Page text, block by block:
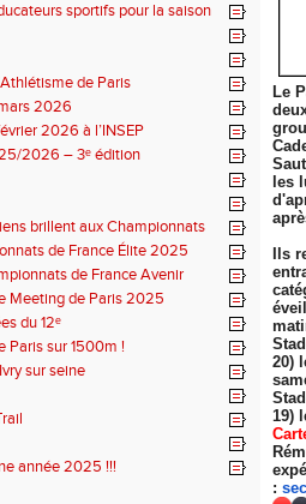
sportifs pour la saison
de Paris
2026
2026 à l’INSEP
2026 – 3ᵉ édition
brillent aux Championnats
de France Élite 2025
de France Avenir
Meeting de Paris 2025
du 12ᵉ
Paris sur 1500m !
sur seine
année 2025 !!!
Le
les
Ils
20)
19)
: